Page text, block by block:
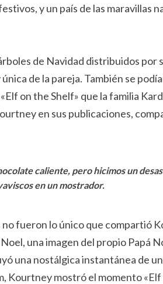
y un país de las maravillas
de Navidad distribuidos
de la pareja. También se
on the Shelf» que la familia
en sus publicaciones,
caliente, pero hicimos un
en un mostrador.
no fueron lo único que compartió
una imagen del propio Papá
una nostálgica instantánea de
Kourtney mostró el momento